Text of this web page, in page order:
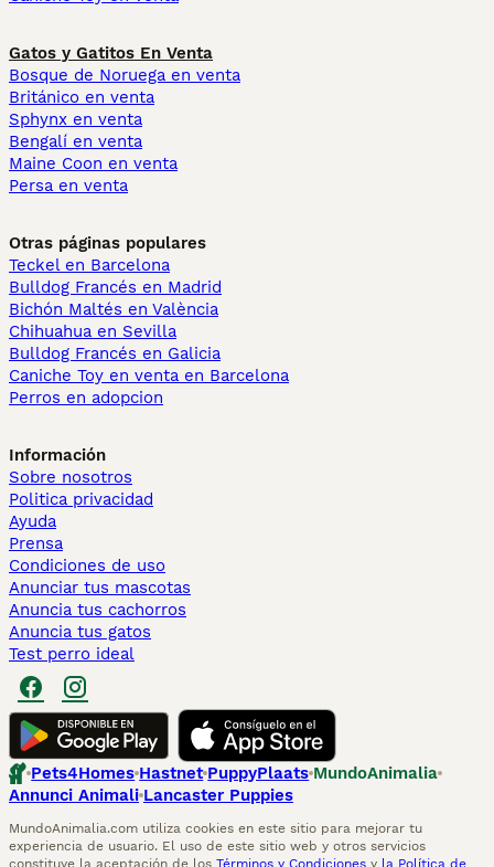
Gatos y Gatitos En Venta
Bosque de Noruega en venta
Británico en venta
Sphynx en venta
Bengalí en venta
Maine Coon en venta
Persa en venta
Otras páginas populares
Teckel en Barcelona
Bulldog Francés en Madrid
Bichón Maltés en València
Chihuahua en Sevilla
Bulldog Francés en Galicia
Caniche Toy en venta en Barcelona
Perros en adopcion
Información
Sobre nosotros
Politica privacidad
Ayuda
Prensa
Condiciones de uso
Anunciar tus mascotas
Anuncia tus cachorros
Anuncia tus gatos
Test perro ideal
Pets4Homes Hastnet PuppyPlaats MundoAnimalia
Annunci Animali Lancaster Puppies
MundoAnimalia.com utiliza cookies en este sitio para mejorar tu
experiencia de usuario. El uso de este sitio web y otros servicios